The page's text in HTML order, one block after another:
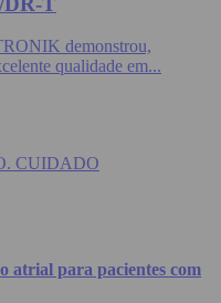
demonstrou,
qualidade em...
CUIDADO
atrial para pacientes com